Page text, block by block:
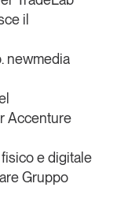
il
newmedia
Accenture
e digitale
Gruppo